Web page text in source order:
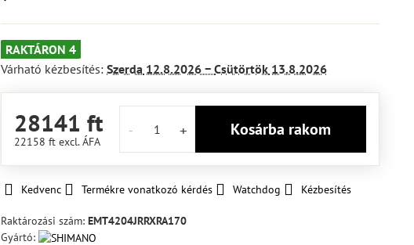
RAKTÁRON 4
Várható kézbesítés:Szerda 12.8.2026 −Csütörtök 13.8.2026
28141 ft
22158 ftexcl. ÁFA
Kosárba rakom
Kedvenc Termékre vonatkozó kérdés Watchdog Kézbesítés
Raktározási szám:EMT4204JRRXRA170
Gyártó: